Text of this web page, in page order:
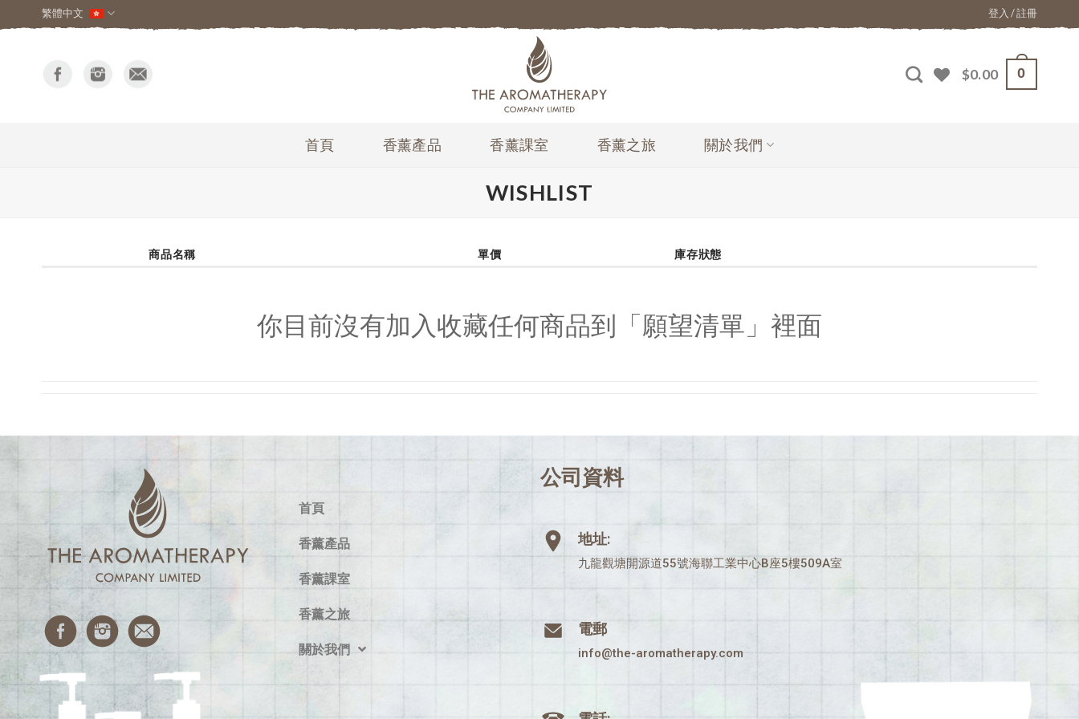
繁體中文 登入 / 註冊
$0.00 0
首頁 香薰產品 香薰課室 香薰之旅 關於我們
WISHLIST
商品名稱 單價 庫存狀態
你目前沒有加入收藏任何商品到「願望清單」裡面
首頁
香薰產品
香薰課室
香薰之旅
關於我們
公司資料
地址:
九龍觀塘開源道55號海聯工業中心B座5樓509A室
電郵
info@the-aromatherapy.com